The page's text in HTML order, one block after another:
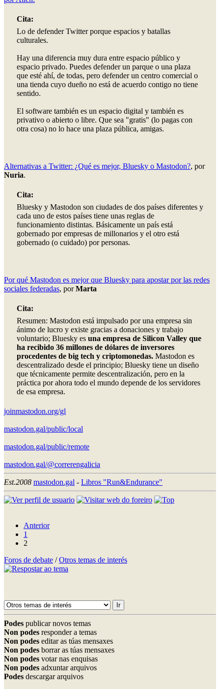
Cita:
Lo de defender Twitter porque espacios y batallas
culturales.
Hay una diferencia muy dura entre espacio público y
espacio privado. Puedes defender un parque o una plaza
que esté ahí, de todas, pero defender un centro comercial o
una tienda cuyo dueño no está de acuerdo contigo no tiene
sentido.
El software también es un espacio digital y también es
privativo o abierto o libre. Que sea "gratis" (lo pagas con
otra cosa) no lo hace una plaza pública, amigas.
Alternativas a Twitter: ¿Qué es mejor, Bluesky o Mastodon?, por
Nuria.
Cita:
Bluesky y Mastodon son ciudades de dos países diferentes y
cada uno de estos países tiene unas reglas de
funcionamiento distintas. Básicamente un país está
gobernado por empresas de millonarios y el otro está
gobernado (o cuidado) por personas.
Por qué Mastodon es mejor que Bluesky para apostar por las redes
sociales federadas, porMarta
Cita:
Resumen: Mastodon está impulsado por una empresa sin
ánimo de lucro y existe gracias a donaciones y trabajo
voluntario; Bluesky es una empresa de Silicon Valley que
ha recibido 36 millones de dólares de inversores
procedentes de big tech y criptomonedas. Mastodon es
descentralizado desde el principio; Bluesky tiene un diseño
que técnicamente permite descentralización, pero en la
práctica por ahora todo el mundo depende de los servidores
de esa empresa.
joinmastodon.org/gl
mastodon.gal/public/local
mastodon.gal/public/remote
mastodon.gal/@correrengalicia
Est.2008 mastodon.gal - Libros "Run&Endurance"
Anterior
1
2
Foros de debate /Otros temas de interés
Podes publicar novos temas
Non podes responder a temas
Non podes editar as túas mensaxes
Non podes borrar as túas mensaxes
Non podes votar nas enquisas
Non podes adxuntar arquivos
Podes descargar arquivos